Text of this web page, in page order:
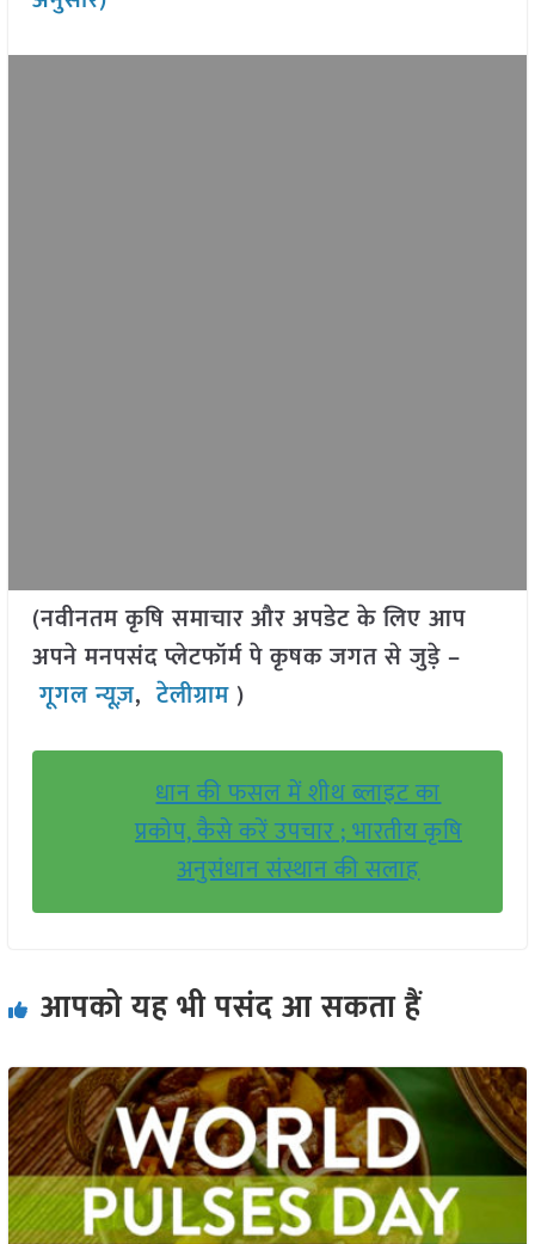
(नवीनतम कृषि समाचार और अपडेट के लिए आप
अपने मनपसंद प्लेटफॉर्म पे कृषक जगत से जुड़े –
गूगल न्यूज़,टेलीग्राम )
धान की फसल में शीथ ब्लाइट का
प्रकोप, कैसे करें उपचार ; भारतीय कृषि
अनुसंधान संस्थान की सलाह
आपको यह भी पसंद आ सकता हैं